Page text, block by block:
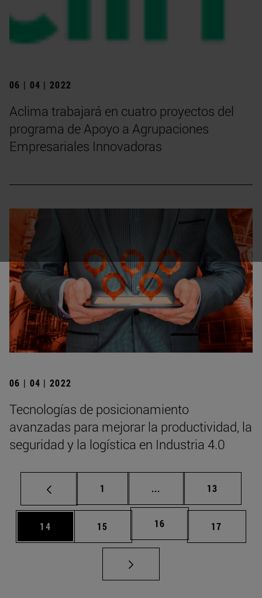
06 | 04 | 2022
Aclima trabajará en cuatro proyectos del
programa de Apoyo a Agrupaciones
Empresariales Innovadoras
06 | 04 | 2022
Tecnologías de posicionamiento
avanzadas para mejorar la productividad, la
seguridad y la logística en Industria 4.0
Página
1 ... Páginas intermedias
Página
13
Página
14 Página
15 Página
16 Página
17